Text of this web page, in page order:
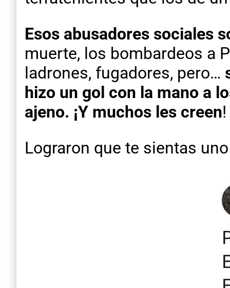
Esos abusadores sociales
muerte, los bombardeos a
ladrones, fugadores, pero…
hizo un gol con la mano a
ajeno. ¡Y muchos les creen!
Lograron que te sientas